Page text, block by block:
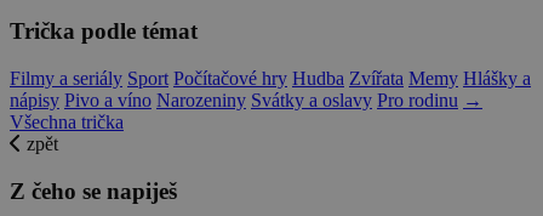
Trička podle témat
Filmy a seriály Sport Počítačové hry Hudba Zvířata Memy Hlášky a
nápisy Pivo a víno Narozeniny Svátky a oslavy Pro rodinu →
Všechna trička
zpět
Z čeho se napiješ